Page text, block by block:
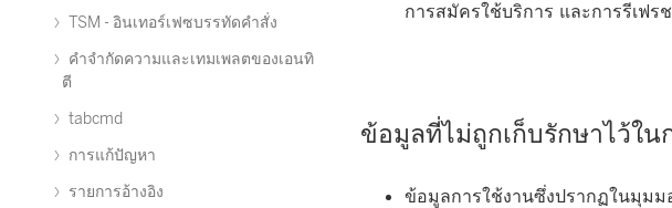
TSM - อินเทอร์เฟซบรรทัดคำสั่ง
คำจำกัดความและเทมเพลตของเอนทิ
ตี
tabcmd
การแก้ปัญหา
รายการอ้างอิง
การสมัครใช้บริการ และการรีเฟร
ข้อมูลที่ไม่ถูกเก็บรักษาไว้ใน
ข้อมูลการใช้งานซึ่งปรากฏในมุมม